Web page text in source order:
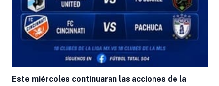
Este miércoles continuaran las acciones de la